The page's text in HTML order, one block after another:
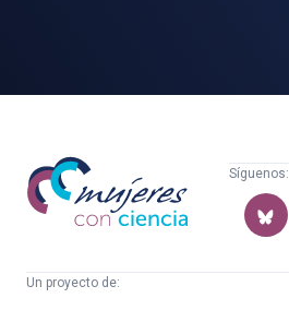
Mujeres
con
ciencia
Síguenos:
Un proyecto de: